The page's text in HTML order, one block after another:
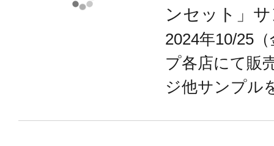
ンセット」
2024年10/25
プ各店にて販
ジ他サンプル